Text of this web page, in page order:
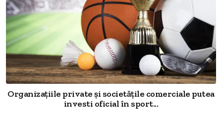
Organizațiile private și societățile comerciale putea
investi oficial în sport...